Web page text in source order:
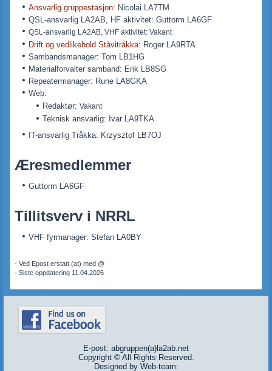
Ansvarlig gruppestasjon: Nicolai LA7TM
QSL-ansvarlig LA2AB, HF aktivitet: Guttorm LA6GF
QSL-ansvarlig LA2AB, VHF aktivitet: Vakant
Drift og vedlikehold Ståvitråkka: Roger LA9RTA
Sambandsmanager: Tom LB1HG
Materialforvalter samband: Erik LB8SG
Repeatermanager: Rune LA8GKA
Web:
Redaktør:Vakant
Teknisk ansvarlig: Ivar LA9TKA
IT-ansvarlig Tråkka: Krzysztof LB7OJ
Æresmedlemmer
Guttorm LA6GF
Tillitsverv i NRRL
VHF fyrmanager: Stefan LA0BY
- Ved Epost erstatt (at) med @
- Siste oppdatering 11.04.2026
E-post: abgruppen(a)la2ab.net
Copyright © All Rights Reserved.
Designed by Web-team: